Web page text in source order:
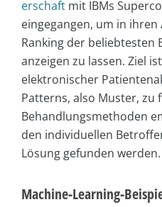
erschaft mit IBMs
eingegangen, um in
Ranking der beliebtesten
anzeigen zu lassen. Ziel
elektronischer
Patterns, also Muster, zu
Behandlungsmethoden
den individuellen
Lösung gefunden werden.
Machine-Learning-